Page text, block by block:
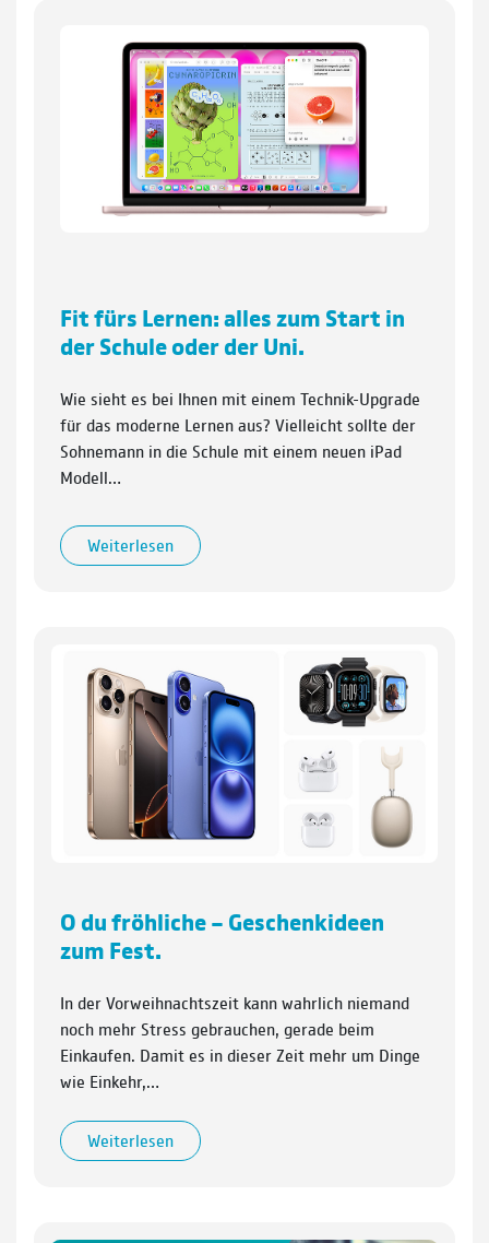
Fit fürs Lernen: alles zum Start in
der Schule oder der Uni.
Wie sieht es bei Ihnen mit einem Technik-Upgrade
für das moderne Lernen aus? Vielleicht sollte der
Sohnemann in die Schule mit einem neuen iPad
Modell…
Weiterlesen
O du fröhliche – Geschenkideen
zum Fest.
In der Vorweihnachtszeit kann wahrlich niemand
noch mehr Stress gebrauchen, gerade beim
Einkaufen. Damit es in dieser Zeit mehr um Dinge
wie Einkehr,…
Weiterlesen